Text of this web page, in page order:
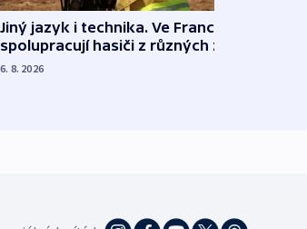
Jiný jazyk i technika. Ve Francii
spolupracují hasiči z různých zemí
6. 8. 2026